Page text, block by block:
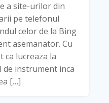
a site-urilor din
pe telefonul
celor de la Bing
asemanator. Cu
ca lucreaza la
instrument inca
[…]